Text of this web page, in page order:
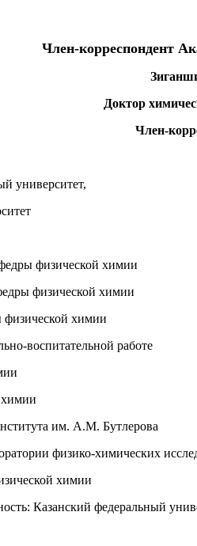
Член-корреспондент
Доктор
Член-
университет,
физической химии
физической химии
физической химии
воспитательной работе
химии
им. А.М. Бутлерова
физико-химических
химии
Казанский федеральный